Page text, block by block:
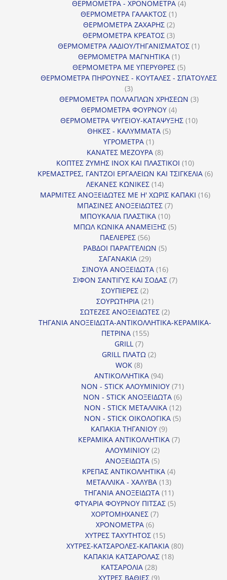
προϊόντα
ΘΕΡΜΟΜΕΤΡΑ - ΧΡΟΝΟΜΕΤΡΑ 44
ΘΕΡΜΟΜΕΤΡΑ ΓΑΛΑΚΤΟΣ 11
προϊόν
ΘΕΡΜΟΜΕΤΡΑ ΖΑΧΑΡΗΣ 22
προϊόντα
ΘΕΡΜΟΜΕΤΡΑ ΚΡΕΑΤΟΣ 33
προϊόντα
ΘΕΡΜΟΜΕΤΡΑ ΛΑΔΙΟΥ/ΤΗΓΑΝΙΣΜΑΤΟΣ 11
ΘΕΡΜΟΜΕΤΡΑ ΜΑΓΝΗΤΙΚΑ 11
προϊόν
ΘΕΡΜΟΜΕΤΡΑ ΜΕ ΥΠΕΡΥΘΡΕΣ 55
προϊόντα
ΘΕΡΜΟΜΕΤΡΑ ΠΗΡΟΥΝΕΣ - ΚΟΥΤΑΛΕΣ - ΣΠΑΤΟΥΛΕΣ
33
προϊόντα
ΘΕΡΜΟΜΕΤΡΑ ΠΟΛΛΑΠΛΩΝ ΧΡΗΣΕΩΝ 33
ΘΕΡΜΟΜΕΤΡΑ ΦΟΥΡΝΟΥ 44
προϊόντα
ΘΕΡΜΟΜΕΤΡΑ ΨΥΓΕΙΟΥ-ΚΑΤΑΨΥΞΗΣ 1010
ΘΗΚΕΣ - ΚΑΛΥΜΜΑΤΑ 55
ΥΓΡΟΜΕΤΡΑ 11
προϊόν
ΚΑΝΑΤΕΣ ΜΕΖΟΥΡΑ 88
προϊόντα
ΚΟΠΤΕΣ ΖΥΜΗΣ INOX ΚΑΙ ΠΛΑΣΤΙΚΟΙ 1010
προϊόντα
ΚΡΕΜΑΣΤΡΕΣ, ΓΑΝΤΖΟΙ ΕΡΓΑΛΕΙΩΝ ΚΑΙ ΤΣΙΓΚΕΛΙΑ 66
ΛΕΚΑΝΕΣ ΚΩΝΙΚΕΣ 1414
προϊόντα
ΜΑΡΜΙΤΕΣ ΑΝΟΞΕΙΔΩΤΕΣ ΜΕ Η' ΧΩΡΙΣ ΚΑΠΑΚΙ 1616
ΜΠΑΣΙΝΕΣ ΑΝΟΞΕΙΔΩΤΕΣ 77
ΜΠΟΥΚΑΛΙΑ ΠΛΑΣΤΙΚΑ 1010
προϊόντα
ΜΠΩΛ ΚΩΝΙΚΑ ΑΝΑΜΕΙΞΗΣ 55
ΠΑΕΛΙΕΡΕΣ 5656
προϊόντα
ΡΑΒΔΟΙ ΠΑΡΑΓΓΕΛΙΩΝ 55
ΣΑΓΑΝΑΚΙΑ 2929
προϊόντα
ΣΙΝΟΥΑ ΑΝΟΞΕΙΔΩΤΑ 1616
προϊόντα
ΣΙΦΟΝ ΣΑΝΤΙΓΥΣ ΚΑΙ ΣΟΔΑΣ 77
ΣΟΥΠΙΕΡΕΣ 22
προϊόντα
ΣΟΥΡΩΤΗΡΙΑ 2121
προϊόντα
ΣΩΤΕΖΕΣ ΑΝΟΞΕΙΔΩΤΕΣ 22
προϊόντα
ΤΗΓΑΝΙΑ ΑΝΟΞΕΙΔΩΤΑ-ΑΝΤΙΚΟΛΛΗΤΙΚΑ-ΚΕΡΑΜΙΚΑ-
ΠΕΤΡΙΝΑ 155155
GRILL 77
προϊόντα
GRILL ΠΛΑΤΩ 22
WOK 88
προϊόντα
ΑΝΤΙΚΟΛΛΗΤΙΚΑ 9494
προϊόντα
NON - STICK ΑΛΟΥΜΙΝΙΟΥ 7171
προϊόντα
NON - STICK ΑΝΟΞΕΙΔΩΤΑ 66
προϊόντα
NON - STICK ΜΕΤΑΛΛΙΚΑ 1212
προϊόντα
NON - STICK ΟΙΚΟΛΟΓΙΚΑ 55
ΚΑΠΑΚΙΑ ΤΗΓΑΝΙΟΥ 99
προϊόντα
ΚΕΡΑΜΙΚΑ ΑΝΤΙΚΟΛΛΗΤΙΚΑ 77
ΑΛΟΥΜΙΝΙΟΥ 22
προϊόντα
ΑΝΟΞΕΙΔΩΤΑ 55
προϊόντα
ΚΡΕΠΑΣ ΑΝΤΙΚΟΛΛΗΤΙΚΑ 44
ΜΕΤΑΛΛΙΚΑ - ΧΑΛΥΒΑ 1313
προϊόντα
ΤΗΓΑΝΙΑ ΑΝΟΞΕΙΔΩΤΑ 1111
προϊόντα
ΦΤΥΑΡΙΑ ΦΟΥΡΝΟΥ ΠΙΤΣΑΣ 55
ΧΟΡΤΟΜΗΧΑΝΕΣ 77
ΧΡΟΝΟΜΕΤΡΑ 66
προϊόντα
ΧΥΤΡΕΣ ΤΑΧΥΤΗΤΟΣ 1515
προϊόντα
ΧΥΤΡΕΣ-ΚΑΤΣΑΡΟΛΕΣ-ΚΑΠΑΚΙΑ 8080
ΚΑΠΑΚΙΑ ΚΑΤΣΑΡΟΛΑΣ 1818
ΚΑΤΣΑΡΟΛΙΑ 2828
προϊόντα
ΧΥΤΡΕΣ ΒΑΘΙΕΣ 99